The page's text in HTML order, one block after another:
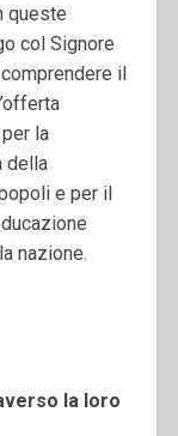
queste
col Signore
il
la
della
e per il
nazione.
la loro